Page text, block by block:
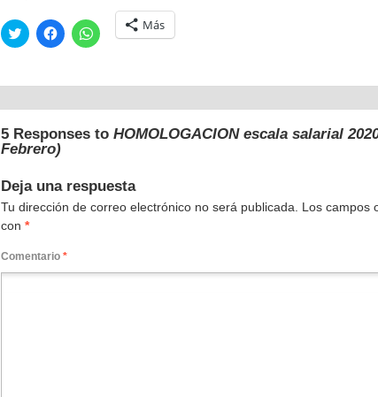
Haz
clic
Twitter
abre
una
ventana
nueva)
Haz
clic
Facebook
abre
una
ventana
nueva)
Haz
clic
WhatsApp
abre
una
Más
5 Responses to HOMOLOGACION escala salarial
Febrero)
Deja una respuesta
Tu dirección de correo electrónico no será publicada.
Los campos
con *
Comentario *